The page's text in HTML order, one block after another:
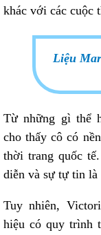
khác với các cuộc
Liệu
Từ những gì thể
cho thấy cô có
thời trang quốc
diễn và sự tự tin là
Tuy nhiên,
hiệu có quy trình